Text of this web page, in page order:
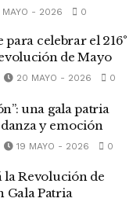
MAYO - 2026 0
para celebrar el 216°
de Mayo
20 MAYO - 2026 0
una gala patria
y emoción
19 MAYO - 2026 0
Revolución de
Gala Patria